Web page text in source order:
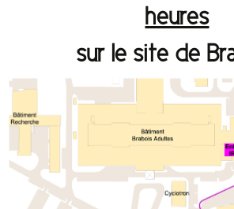
heures
sur le site de